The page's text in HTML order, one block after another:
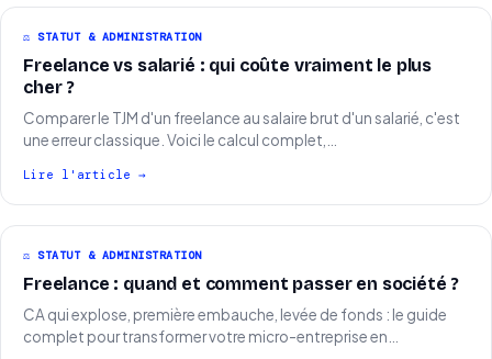
⚖️ STATUT & ADMINISTRATION
Freelance vs salarié : qui coûte vraiment le plus
cher ?
Comparer le TJM d'un freelance au salaire brut d'un salarié, c'est
une erreur classique. Voici le calcul complet,…
Lire l'article →
⚖️ STATUT & ADMINISTRATION
Freelance : quand et comment passer en société ?
CA qui explose, première embauche, levée de fonds : le guide
complet pour transformer votre micro-entreprise en…